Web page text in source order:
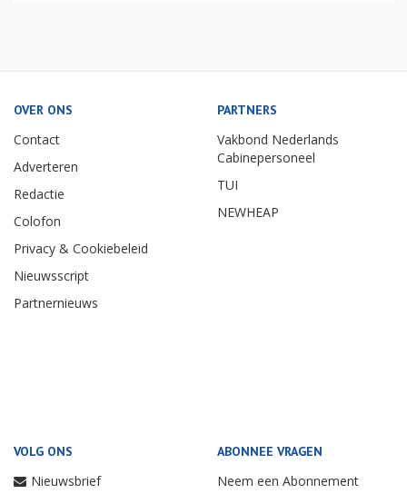
OVER ONS
Contact
Adverteren
Redactie
Colofon
Privacy & Cookiebeleid
Nieuwsscript
Partnernieuws
PARTNERS
Vakbond Nederlands
Cabinepersoneel
TUI
NEWHEAP
VOLG ONS
Nieuwsbrief
ABONNEE VRAGEN
Neem een Abonnement